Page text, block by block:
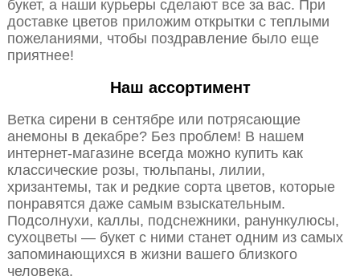
букет, а наши курьеры сделают все за вас. При
доставке цветов приложим открытки с теплыми
пожеланиями, чтобы поздравление было еще
приятнее!
Наш ассортимент
Ветка сирени в сентябре или потрясающие
анемоны в декабре? Без проблем! В нашем
интернет-магазине всегда можно купить как
классические розы, тюльпаны, лилии,
хризантемы, так и редкие сорта цветов, которые
понравятся даже самым взыскательным.
Подсолнухи, каллы, подснежники, ранункулюсы,
сухоцветы — букет с ними станет одним из самых
запоминающихся в жизни вашего близкого
человека.